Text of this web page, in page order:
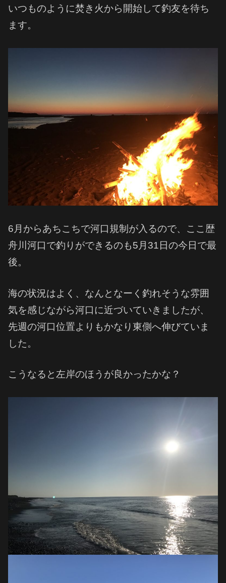
いつものように焚き火から開始して釣友を待ち
ます。
6月からあちこちで河口規制が入るので、ここ歴
舟川河口で釣りができるのも5月31日の今日で最
後。
海の状況はよく、なんとなーく釣れそうな雰囲
気を感じながら河口に近づいていきましたが、
先週の河口位置よりもかなり東側へ伸びていま
した。
こうなると左岸のほうが良かったかな？